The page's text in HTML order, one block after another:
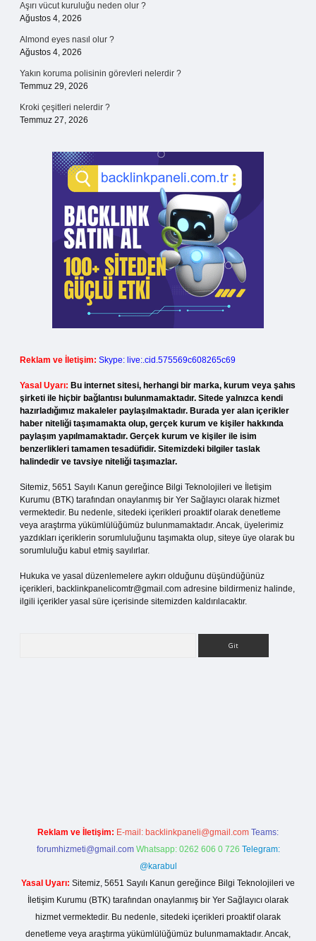
Aşırı vücut kuruluğu neden olur ?
Ağustos 4, 2026
Almond eyes nasıl olur ?
Ağustos 4, 2026
Yakın koruma polisinin görevleri nelerdir ?
Temmuz 29, 2026
Kroki çeşitleri nelerdir ?
Temmuz 27, 2026
Reklam ve İletişim: Skype: live:.cid.575569c608265c69
Yasal Uyarı: Bu internet sitesi, herhangi bir marka, kurum veya şahıs
şirketi ile hiçbir bağlantısı bulunmamaktadır. Sitede yalnızca kendi
hazırladığımız makaleler paylaşılmaktadır. Burada yer alan içerikler
haber niteliği taşımamakta olup, gerçek kurum ve kişiler hakkında
paylaşım yapılmamaktadır. Gerçek kurum ve kişiler ile isim
benzerlikleri tamamen tesadüfidir. Sitemizdeki bilgiler taslak
halindedir ve tavsiye niteliği taşımazlar.
Sitemiz, 5651 Sayılı Kanun gereğince Bilgi Teknolojileri ve İletişim
Kurumu (BTK) tarafından onaylanmış bir Yer Sağlayıcı olarak hizmet
vermektedir. Bu nedenle, sitedeki içerikleri proaktif olarak denetleme
veya araştırma yükümlülüğümüz bulunmamaktadır. Ancak, üyelerimiz
yazdıkları içeriklerin sorumluluğunu taşımakta olup, siteye üye olarak bu
sorumluluğu kabul etmiş sayılırlar.
Hukuka ve yasal düzenlemelere aykırı olduğunu düşündüğünüz
içerikleri, backlinkpanelicomtr@gmail.com adresine bildirmeniz halinde,
ilgili içerikler yasal süre içerisinde sitemizden kaldırılacaktır.
Reklam ve İletişim: E-mail: backlinkpaneli@gmail.com Teams:
forumhizmeti@gmail.com Whatsapp: 0262 606 0 726 Telegram:
@karabul
Yasal Uyarı: Sitemiz, 5651 Sayılı Kanun gereğince Bilgi Teknolojileri ve
İletişim Kurumu (BTK) tarafından onaylanmış bir Yer Sağlayıcı olarak
hizmet vermektedir. Bu nedenle, sitedeki içerikleri proaktif olarak
denetleme veya araştırma yükümlülüğümüz bulunmamaktadır. Ancak,